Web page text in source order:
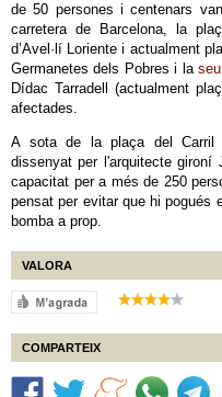
de 50 persones i centenars
carretera de Barcelona, la
d’Avel·lí Loriente i actualment
Germanetes dels Pobres i la
Dídac Tarradell (actualment
afectades.
A sota de la plaça del Carril
dissenyat per l'arquitecte gironí
capacitat per a més de 250
pensat per evitar que hi pogués
bomba a prop.
VALORA
COMPARTEIX